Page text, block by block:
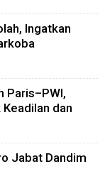
Ingatkan
Paris–PWI,
dan
Jabat Dandim